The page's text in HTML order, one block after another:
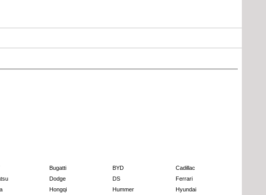
Bugatti BYD
Cadillac
Dodge DS
Ferrari
Hongqi Hummer Hyundai